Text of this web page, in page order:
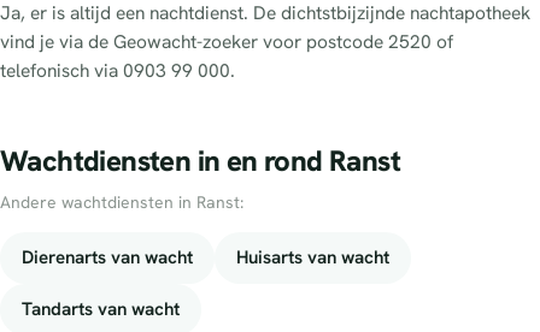
Ja, er is altijd een nachtdienst. De dichtstbijzijnde nachtapotheek
vind je via de Geowacht-zoeker voor postcode 2520 of
telefonisch via 0903 99 000.
Wachtdiensten in en rond Ranst
Andere wachtdiensten in Ranst:
Dierenarts van wacht Huisarts van wacht
Tandarts van wacht